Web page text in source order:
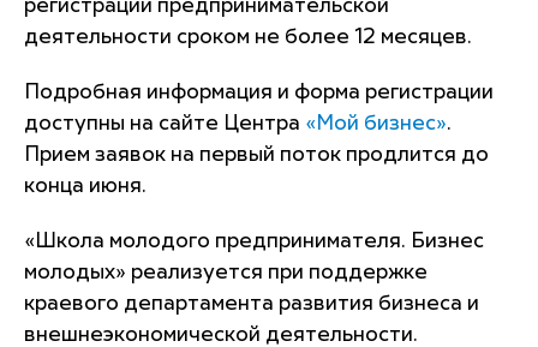
регистрации предпринимательской
деятельности сроком не более 12 месяцев.
Подробная информация и форма регистрации
доступны на сайте Центра «Мой бизнес».
Прием заявок на первый поток продлится до
конца июня.
«Школа молодого предпринимателя. Бизнес
молодых» реализуется при поддержке
краевого департамента развития бизнеса и
внешнеэкономической деятельности.